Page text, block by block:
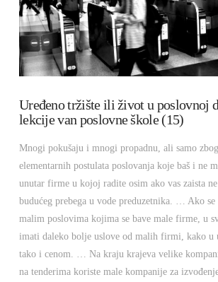
Uređeno tržište ili život u poslovnoj
lekcije van poslovne škole (15)
Mnogi pokušaju i mnogi propadnu, ali samo
elementarnih postulata poslovanja koje baš i ne
unutar firme u kojoj radite osim ako vas zaista
budućeg prebega u vode preduzetnika. … Ako
malim poslovima kojima se bave male firme, u
imati daleko bolje uslove od malih firmi, kako u
tako i cenom. … Na kraju krajeva velike
na tenderima koriste male kompanije za